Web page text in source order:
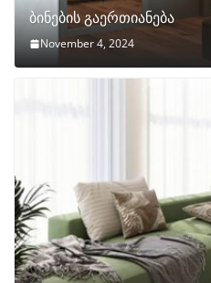
ბინების გაერთიანება
November 4, 2024